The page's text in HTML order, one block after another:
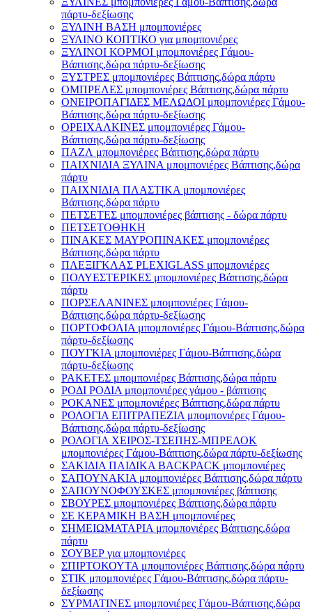
πάρτυ-δεξίωσης
ΞΥΛΙΝΗ ΒΑΣΗ μπομπονιέρες
ΞΥΛΙΝΟ ΚΟΠΤΙΚΟ για μπομπονιέρες
ΞΥΛΙΝΟΙ ΚΟΡΜΟΙ μπομπονιέρες Γάμου-
Βάπτισης,δώρα πάρτυ-δεξίωσης
ΞΥΣΤΡΕΣ μπομπονιέρες Βάπτισης,δώρα πάρτυ
ΟΜΠΡΕΛΕΣ μπομπονιέρες Βάπτισης,δώρα πάρτυ
ΟΝΕΙΡΟΠΑΓΙΔΕΣ ΜΕΛΩΔΟΙ μπομπονιέρες Γάμου-
Βάπτισης,δώρα πάρτυ-δεξίωσης
ΟΡΕΙΧΑΛΚΙΝΕΣ μπομπονιέρες Γάμου-
Βάπτισης,δώρα πάρτυ-δεξίωσης
ΠΑΖΛ μπομπονιέρες Βάπτισης,δώρα πάρτυ
ΠΑΙΧΝΙΔΙΑ ΞΥΛΙΝΑ μπομπονιέρες Βάπτισης,δώρα
πάρτυ
ΠΑΙΧΝΙΔΙΑ ΠΛΑΣΤΙΚΑ μπομπονιέρες
Βάπτισης,δώρα πάρτυ
ΠΕΤΣΕΤΕΣ μπομπονιέρες βάπτισης - δώρα πάρτυ
ΠΕΤΣΕΤΟΘΗΚΗ
ΠΙΝΑΚΕΣ ΜΑΥΡΟΠΙΝΑΚΕΣ μπομπονιέρες
Βάπτισης,δώρα πάρτυ
ΠΛΕΞΙΓΚΛΑΣ PLEXIGLASS μπομπονιέρες
ΠΟΛΥΕΣΤΕΡΙΚΕΣ μπομπονιέρες Βάπτισης,δώρα
πάρτυ
ΠΟΡΣΕΛΑΝΙΝΕΣ μπομπονιέρες Γάμου-
Βάπτισης,δώρα πάρτυ-δεξίωσης
ΠΟΡΤΟΦΟΛΙΑ μπομπονιέρες Γάμου-Βάπτισης,δώρα
πάρτυ-δεξίωσης
ΠΟΥΓΚΙΑ μπομπονιέρες Γάμου-Βάπτισης,δώρα
πάρτυ-δεξίωσης
ΡΑΚΕΤΕΣ μπομπονιέρες Βάπτισης,δώρα πάρτυ
ΡΟΔΙ ΡΟΔΙΑ μπομπονιέρες γάμου - βάπτισης
ΡΟΚΑΝΕΣ μπομπονιέρες Βάπτισης,δώρα πάρτυ
ΡΟΛΟΓΙΑ ΕΠΙΤΡΑΠΕΖΙΑ μπομπονιέρες Γάμου-
Βάπτισης,δώρα πάρτυ-δεξίωσης
ΡΟΛΟΓΙΑ ΧΕΙΡΟΣ-ΤΣΕΠΗΣ-ΜΠΡΕΛΟΚ
μπομπονιέρες Γάμου-Βάπτισης,δώρα πάρτυ-δεξίωσης
ΣΑΚΙΔΙΑ ΠΑΙΔΙΚΑ BACKPACK μπομπονιέρες
ΣΑΠΟΥΝΑΚΙΑ μπομπονιέρες Βάπτισης,δώρα πάρτυ
ΣΑΠΟΥΝΟΦΟΥΣΚΕΣ μπομπονιέρες βάπτισης
ΣΒΟΥΡΕΣ μπομπονιέρες Βάπτισης,δώρα πάρτυ
ΣΕ ΚΕΡΑΜΙΚΗ ΒΑΣΗ μπομπονιέρες
ΣΗΜΕΙΩΜΑΤΑΡΙΑ μπομπονιέρες Βάπτισης,δώρα
πάρτυ
ΣΟΥΒΕΡ για μπομπονιέρες
ΣΠΙΡΤΟΚΟΥΤΑ μπομπονιέρες Βάπτισης,δώρα πάρτυ
ΣΤΙΚ μπομπονιέρες Γάμου-Βάπτισης,δώρα πάρτυ-
δεξίωσης
ΣΥΡΜΑΤΙΝΕΣ μπομπονιέρες Γάμου-Βάπτισης,δώρα